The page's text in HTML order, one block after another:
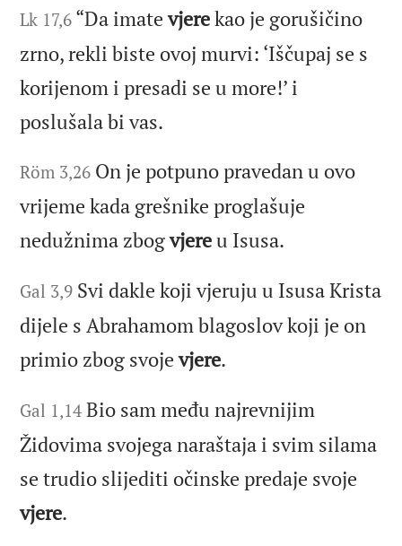
Lk 17,6 “Da imatevjerekao je gorušičino
zrno, rekli biste ovoj murvi: ‘Iščupaj se s
korijenom i presadi se u more!’ i
poslušala bi vas.
Röm 3,26 On je potpuno pravedan u ovo
vrijeme kada grešnike proglašuje
nedužnima zbogvjereu Isusa.
Gal 3,9 Svi dakle koji vjeruju u Isusa Krista
dijele s Abrahamom blagoslov koji je on
primio zbog svojevjere.
Gal 1,14 Bio sam među najrevnijim
Židovima svojega naraštaja i svim silama
se trudio slijediti očinske predaje svoje
vjere.